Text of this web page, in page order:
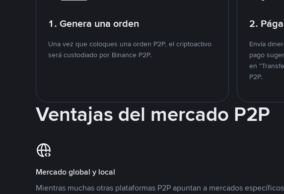
1. Genera una orden
Una vez que coloques una orden P2P, el criptoactivo
será custodiado por Binance P2P.
2.
Envía
pago
en
P2P.
Ventajas del mercado P2P
Mercado global y local
Mientras muchas otras plataformas P2P apuntan a mercados